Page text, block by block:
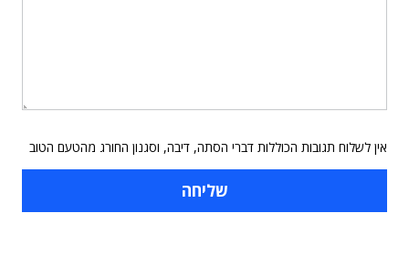
אין לשלוח תגובות הכוללות דברי הסתה, דיבה, וסגנון החורג מהטעם הטוב